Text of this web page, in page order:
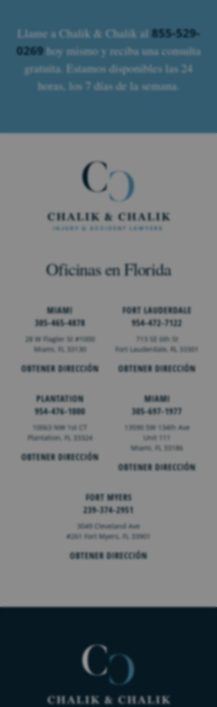
Llame a Chalik & Chalik al 855-529-
0269hoy mismo y reciba una consulta
gratuita. Estamos disponibles las 24
horas, los 7 días de la semana.
Oficinas en Florida
MIAMI
305-465-4878
28 W Flagler St #1000
Miami, FL 33130
OBTENER DIRECCIÓN
FORT LAUDERDALE
954-472-7122
713 SE 6th St
Fort Lauderdale,FL 33301
OBTENER DIRECCIÓN
PLANTATION
954-476-1000
10063 NW 1st CT
Plantation, FL 33324
OBTENER DIRECCIÓN
MIAMI
305-697-1977
13590 SW 134th Ave
Unit 111
Miami, FL 33186
OBTENER DIRECCIÓN
FORT MYERS
239-374-2951
3049 Cleveland Ave
#261 Fort Myers, FL 33901
OBTENER DIRECCIÓN